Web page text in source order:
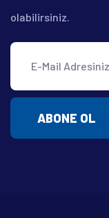
olabilirsiniz.
ABONE OL